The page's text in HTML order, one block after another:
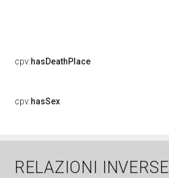
cpv:hasDeathPlace
cpv:hasSex
RELAZIONI INVERSE